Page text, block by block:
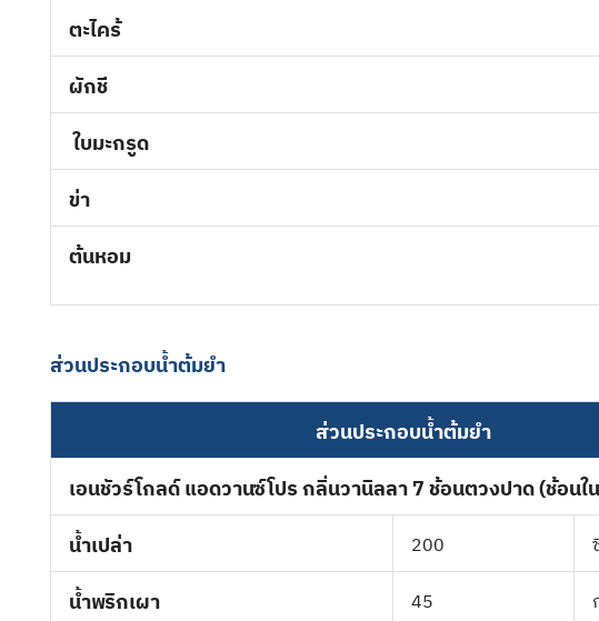
ตะไคร้
ผักชี
ใบมะกรูด
ข่า
ต้นหอม
ส่วนประกอบน้ำต้มยำ
ส่วนประกอบน้ำต้มยำ
เอนชัวร์โกลด์ แอดวานซ์โปร กลิ่นวานิลลา 7 ช้อนตวงปาด (ช้อนใ
น้ำเปล่า
200
น้ำพริกเผา 45